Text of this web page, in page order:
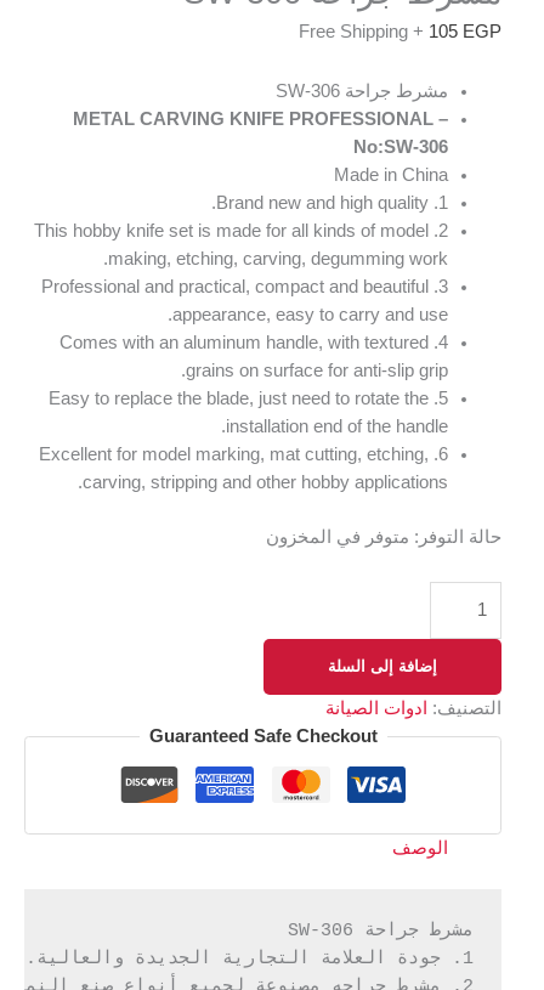
105 EGP
+ Free Shipping
مشرط جراحة SW-306
METAL CARVING KNIFE PROFESSIONAL –
No:SW-306
Made in China
1. Brand new and high quality.
2. This hobby knife set is made for all kinds of model
making, etching, carving, degumming work.
3. Professional and practical, compact and beautiful
appearance, easy to carry and use.
4. Comes with an aluminum handle, with textured
grains on surface for anti-slip grip.
5. Easy to replace the blade, just need to rotate the
installation end of the handle.
6. Excellent for model marking, mat cutting, etching,
carving, stripping and other hobby applications.
حالة التوفر: متوفر في المخزون
إضافة إلى السلة
التصنيف:
ادوات الصيانة
Guaranteed Safe Checkout
الوصف